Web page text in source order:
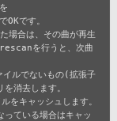
です。
場合は、その曲が再生
rescanを行うと、次曲
ルでないもの(拡張子
消去します。
キャッシュします。
ている場合はキャッ